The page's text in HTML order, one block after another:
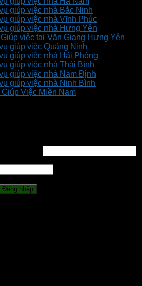
giúp việc nhà Bắc Ninh
giúp việc nhà Vĩnh Phúc
giúp việc nhà Hưng Yên
Giúp việc tại Văn Giang Hưng Yên
giúp việc Quảng Ninh
giúp việc nhà Hải Phòng
giúp việc nhà Thái Bình
giúp việc nhà Nam Định
giúp việc nhà Ninh Bình
Việc Miền Nam
Đăng nhập